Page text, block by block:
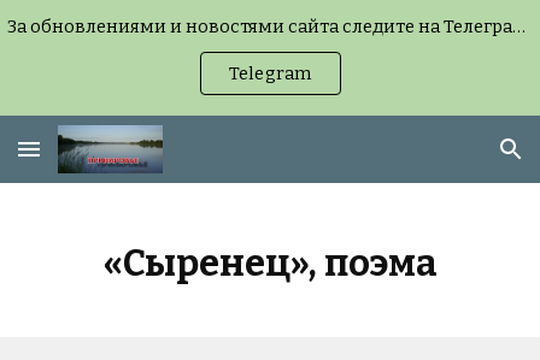
За обновлениями и новостями сайта следите на Телеграм-канале (можно без регистрации, но удобнее с подпиской) или на странице «Новости сайта».
Telegram
«Сыренец», поэма